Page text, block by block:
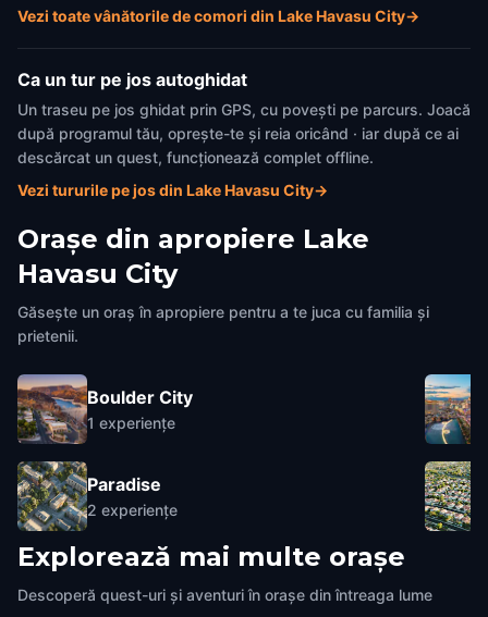
Vezi toate vânătorile de comori din Lake Havasu City→
Ca un tur pe jos autoghidat
Un traseu pe jos ghidat prin GPS, cu povești pe parcurs. Joacă
după programul tău, oprește-te și reia oricând · iar după ce ai
descărcat un quest, funcționează complet offline.
Vezi tururile pe jos din Lake Havasu City→
Orașe din apropiere Lake
Havasu City
Găsește un oraș în apropiere pentru a te juca cu familia și
prietenii.
Boulder City
1 experiențe
Paradise
2 experiențe
Explorează mai multe orașe
Descoperă quest-uri și aventuri în orașe din întreaga lume